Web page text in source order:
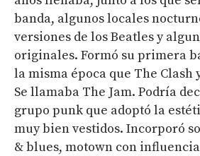
banda, algunos locales
versiones de losBeatlesy
originales. Formó su primera
la misma época que The Clash
Se llamaba The Jam. Podría
grupo punk que adoptó la
muy bien vestidos. Incorporó
& blues, motown con